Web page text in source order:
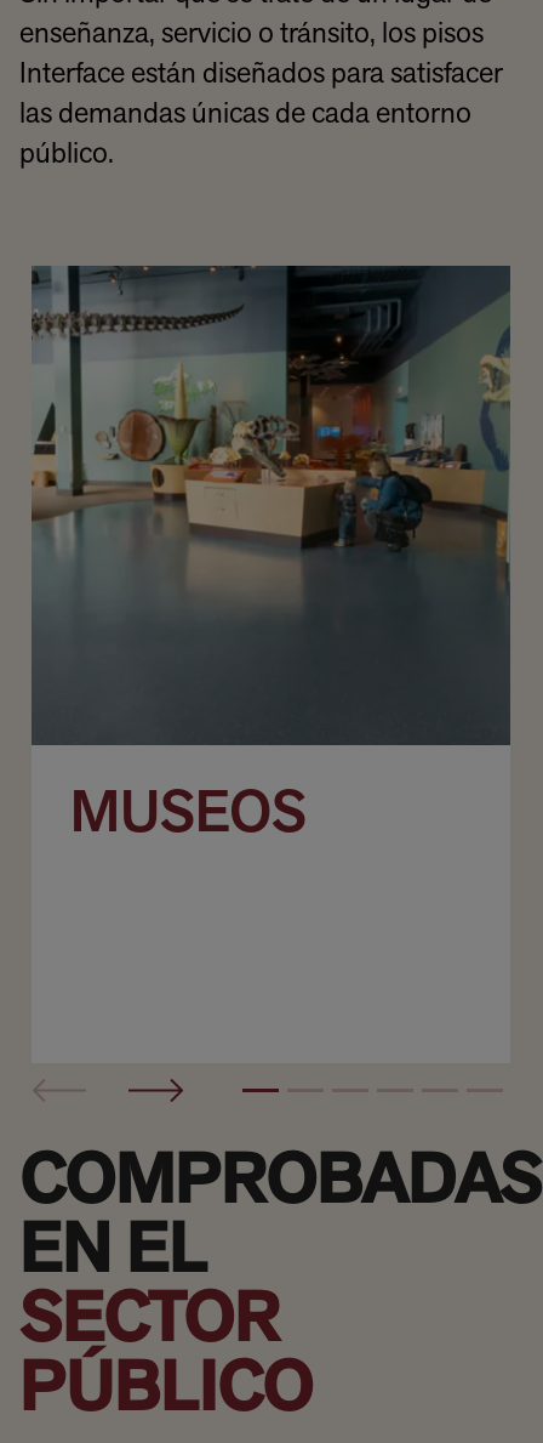
enseñanza, servicio o tránsito, los pisos
Interface están diseñados para satisfacer
las demandas únicas de cada entorno
público.
MUSEOS
COMPROBADAS
EN EL
SECTOR
PÚBLICO